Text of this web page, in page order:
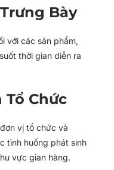
Bày
với các sản phẩm,
thời gian diễn ra
Tổ Chức
vị tổ chức và
tình huống phát sinh
vực gian hàng.